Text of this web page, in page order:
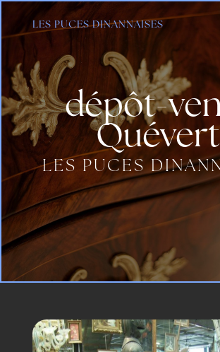
LES PUCES DINANNAISES
dépôt-
Quévert
LES PUCES
Panneau de gestion des cookies